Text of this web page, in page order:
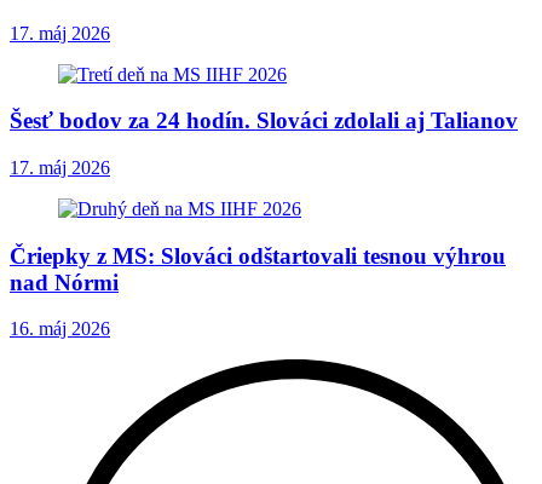
17. máj 2026
Šesť bodov za 24 hodín. Slováci zdolali aj Talianov
17. máj 2026
Čriepky z MS: Slováci odštartovali tesnou výhrou
nad Nórmi
16. máj 2026